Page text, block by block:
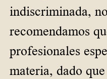
indiscriminada,
recomendamos
profesionales
materia, dado